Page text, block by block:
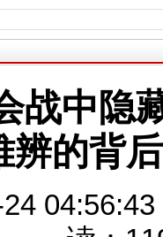
战中隐
辨的背
24